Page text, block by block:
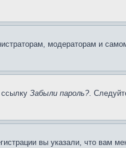
модераторам и
Забыли пароль?.
вы указали, что вам